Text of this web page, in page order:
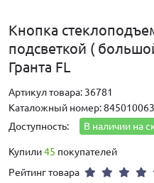
Кнопка
подсветкой (
Гранта FL
Артикул товара: 36781
Каталожный номер:
Доступность:
В наличии на
Купили45 покупателей
Рейтинг товара